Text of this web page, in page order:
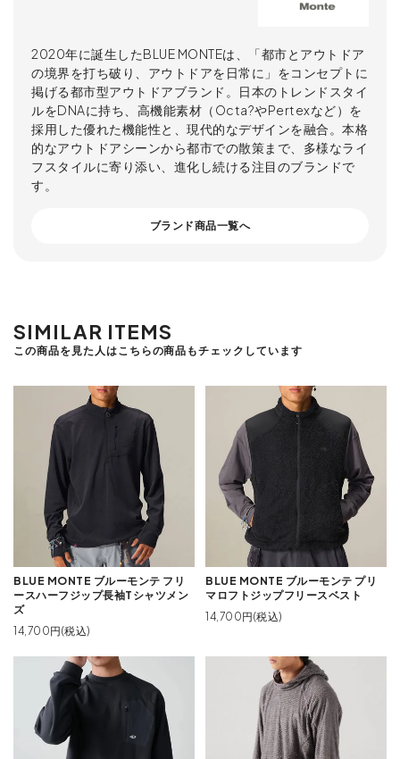
2020年に誕生したBLUE MONTEは、「都市とアウトドア
の境界を打ち破り、アウトドアを日常に」をコンセプトに
掲げる都市型アウトドアブランド。日本のトレンドスタイ
ルをDNAに持ち、高機能素材（Octa?やPertexなど）を
採用した優れた機能性と、現代的なデザインを融合。本格
的なアウトドアシーンから都市での散策まで、多様なライ
フスタイルに寄り添い、進化し続ける注目のブランドで
す。
ブランド商品一覧へ
SIMILAR ITEMS
この商品を見た人はこちらの商品もチェックしています
BLUE MONTE ブルーモンテ フリ
ースハーフジップ長袖Tシャツメン
ズ
14,700円(税込)
BLUE MONTE ブルーモンテ プリ
マロフトジップフリースベスト
14,700円(税込)